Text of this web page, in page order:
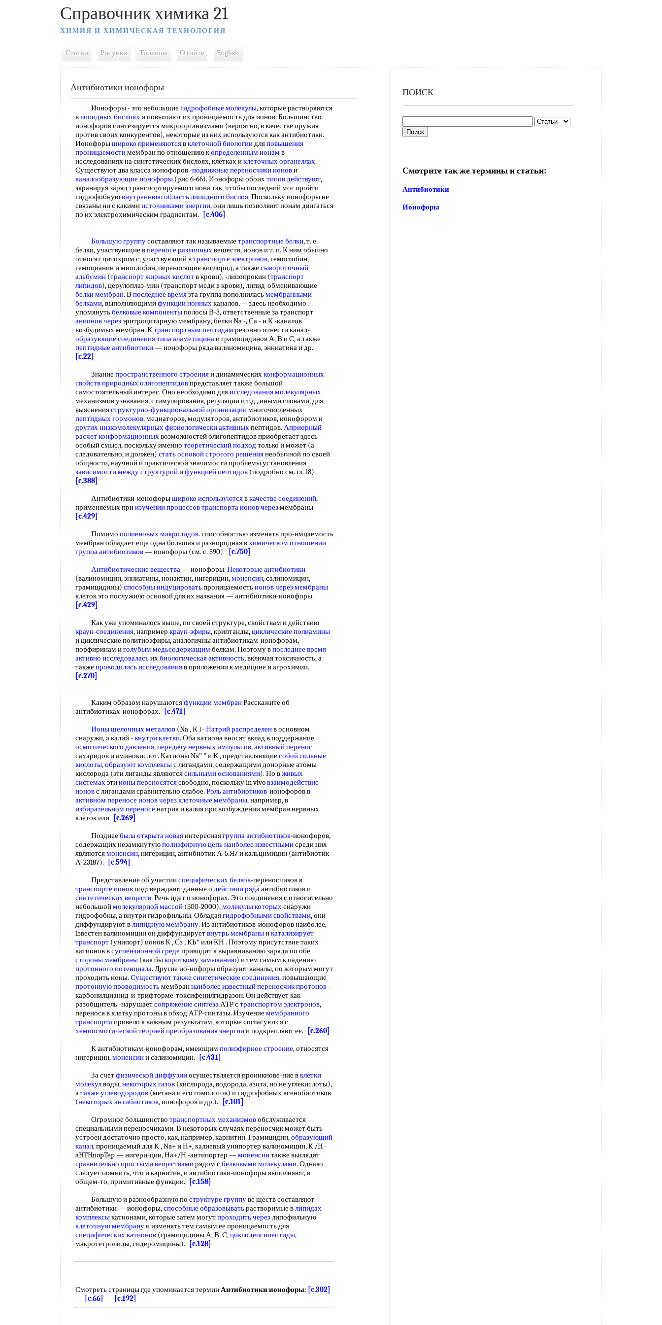
Справочник химика 21
ХИМИЯ И ХИМИЧЕСКАЯ ТЕХНОЛОГИЯ
Статьи Рисунки Таблицы О сайте English
Антибиотики ионофоры
Ионофоры - это небольшие гидрофобные молекулы, которые растворяются
влипидных бислояхи повышают их проницаемость дпя ионов. Большинство
ионофоров синтезируется микроорганизмами (вероятно, в качестве оружия
против своих конкурентов), некоторые из них используются как антибиотики.
Ионофорышироко применяютсявклеточной биологиидляповышения
проницаемостимембран по отношению копределенным ионам в
исследованиях на синтетических бислоях, клетках иклеточных органеллах.
Существуют два класса ионофоров -подвижные переносчики ионови
каналообразующие ионофоры (рис 6-66). Ионофоры обоихтипов действуют,
экранируя заряд транспортируемого иона так, чтобы последний мог пройти
гидрофобнуювнутреннюю областьлипидного бислоя. Поскольку ионофоры не
связаны ни с какимиисточниками энергии, они лишь позволяют ионам двигаться
по их электрохимическим градиентам.
[c.406]
Большую группусоставляют так называемые транспортные белки, т. е.
белки, участвующие впереносе различныхвешеств, ионов и т. п. К ним обычно
относят цитохром с, участвующий втранспорте электронов, гемоглобин,
гемоцианин и миоглобин, переносящие кислород, а также сывороточный
альбумин (транспорт жирных кислотв крови), -липопрокин (транспорт
липидов), церулоплаз-мин (транспорт меди в крови), липид-обменивающие
белки мембран. Впоследнее времяэта группа пополниласьмембранными
белками, выполняющимифункции нонныхканалов,— здесь необходимо
упомянутьбелковые компонентыполосы В-3, ответственные за транспорт
анионов черезэритроцитарную мембрану, белки Na -, Са - и К -каналов
возбудимых мембран. Ктранспортным пептидам резонно отнести канал-
образующие соединения типааламетицинаи грамицидинов А, В и С, а также
пептидные антибиотики— ионофоры ряда валиномицина, энниатина и др.
[c.22]
Знание пространственного строенияи динамическихконформационных
свойствприродных олигопептидовпредставляет также большой
самостоятельный интерес. Оно необходимо дляисследования молекулярных
механизмов узнавания, стимулирования, регуляции и т.д., иными словами, для
выясненияструктурно-функциональной организациимногочисленных
пептидных гормонов, медиаторов, модуляторов, антибиотиков, ионофором и
других низкомолекулярныхфизиологически активныхпептидов.Априорный
расчет конформационныхвозможностей олигопептидов приобретает здесь
особый смысл, поскольку именно теоретический подходтолько и может (а
следовательно, и должен) стать основойстрогого решениянеобычной по своей
общности, научной и практической значимости проблемы установления
зависимости между структуройифункцией пептидов (подробно см. гл. 18).
[c.388]
Антибиотики-ионофорышироко используютсявкачестве соединений,
применяемых приизучении процессовтранспорта ионов черезмембраны.
[c.429]
Помимо полиеновых макролидов. способностью изменять про-нмцаемость
мембран обладает еще одна большая и разнородная вхимическом отношении
группа антибиотиков— ионофоры (см. с. 590).
[c.750]
Антибиотические вещества— ионофоры.Некоторые антибиотики
(валиномицин, энниатины, нонактин, нигерицин,моненсин, салиномицин,
грамицидины) способны индуцироватьпроницаемостьионов через мембраны
клеток это послужило основой для их названия — антибиотики-ионофоры.
[c.429]
Как уже упоминалось выше, по своей структуре, свойствам и действию
краун-соединения, например краун-эфиры, криптанды,циклические полиамины
и циклические политиоэфиры, аналогичны антибиотикам-ионофорам,
порфиринам иголубым медьсодержащим белкам. Поэтому впоследнее время
активно исследоваласьихбиологическая активность, включая токсичность, а
также проводились исследованияв приложении к медицине и агрохимии.
[c.270]
Каким образом нарушаютсяфункции мембранРасскажите об
антибиотиках-ионофорах.
[c.471]
Ионы щелочных металлов (Na , К )-Натрий распределенв основном
снаружи, а калий -внутри клетки. Оба катиона вносят вклад в поддержание
осмотического давления,передачу нервных импульсов,активный перенос
сахаридов и аминокислот. Катионы Na" " и К , представляющие собойсильные
кислоты,образуют комплексыс лигандами, содержащими донорные атомы
кислорода (эти лиганды являютсясильными основаниями). Но вживых
системахэтиионы переносятсясвободно, поскольку in vivoвзаимодействие
ионовс лигандами сравнительно слабое.Роль антибиотиков-ионофоров в
активном переносе ионов через клеточные мембраны, например, в
избирательном переносе натрия и калия при возбуждении мембран нервных
клеток или
[c.269]
Позднее былаоткрыта новаяинтереснаягруппа антибиотиков-ионофоров,
содержащих незамкнутуюполиэфирную цепьнаиболее известнымисреди них
являютсямоненсин, нигерицин, антибиотик А-5.Я7 и кальцнмицин (антибиотик
А-23187).
[c.594]
Представление об участииспецифических белков-переносчиков в
транспорте ионовподтверждают данные о действии рядаантибиотиков и
синтетических веществ. Речь идет о ионофорах. Это соединения с относительно
небольшоймолекулярной массой (500-2000),молекулы которыхснаружи
гидрофобны, а внутри гидрофильны. Обладаягидрофобными свойствами, они
диффундируют влипидную мембрану. Из антибиотиков-ионофоров наиболее,
1звестен валиномицин он диффундируетвнутрь мембраныикатализирует
транспорт (унипорт) ионов К , Сз , КЬ" или КН . Поэтому присутствие таких
катионов всуспензионной среде приводит к выравниванию заряда по обе
стороны мембраны (как быкороткому замыканию) и тем самым к падению
протонного потенциала. Другие ио-нофоры образуют каналы, по которым могут
проходить ионы.Существуют также синтетические соединения, повышающие
протонную проводимостьмембраннаиболее известныйпереносчик протонов-
карбонилцианид-и-трифторме-токсифенилгидразон. Он действует как
разобщитель -нарушаетсопряжение синтезаАТР странспортом электронов,
перенося в клетку протоны в обход АТР-синтазы. Изучение мембранного
транспортапривело к важным результатам, которые согласуются с
хемиосмотической теориейпреобразования энергиии подкрепляют ее.
[c.260]
К антибиотикам-ионофорам, имеющим полиэфирное строение, относятся
нигерицин,моненсини салиномицин.
[c.431]
За счетфизической диффузииосуществляется проникнове-ние вклетки
молекулводы,некоторых газов (кислорода, водорода, азота, но не углекислоты),
атакже углеводородов (метана и его гомологов) и гидрофобных ксенобиотиков
(некоторых антибиотиков, ионофоров и др.).
[c.101]
Огромное большинство транспортных механизмовобслуживается
специальными переносчиками. В некоторых случаях переносчик может быть
устроен достаточно просто, как, например, карнитин. Грамицидин,образующий
канал, проницаемый для К , Na+ и Н+, калиевый унипортер валиномицин, K /H -
aHTHnopTep — нигери-цин, На+/Н -антипортер —моненсинтакже выглядят
сравнительно простыми веществамирядом сбелковыми молекулами. Однако
следует помнить, что и карнитин, и антибиотики-ионофоры выполняют, в
общем-то, примитивные функции.
[c.158]
Большую и разнообразную по структуре группуве ществ составляют
антибиотики — ионофоры,способные образовыватьрастворимые влипидах
комплексыкатионами, которые затем могутпроходить черезлипофильную
клеточную мембрануи изменять тем самым ее проницаемость для
специфических катионов (грамицидины А, В, С,циклодепсипептиды,
макротетролиды, сидеромицины).
[c.128]
Смотреть страницы где упоминается терминАнтибиотики ионофоры: [c.302]
[c.66]
[c.192]
ПОИСК
Смотрите так же термины и статьи:
Антибиотики
Ионофоры